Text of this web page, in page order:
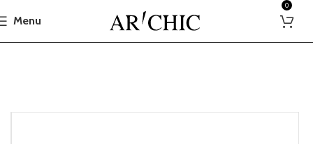
Menu
0